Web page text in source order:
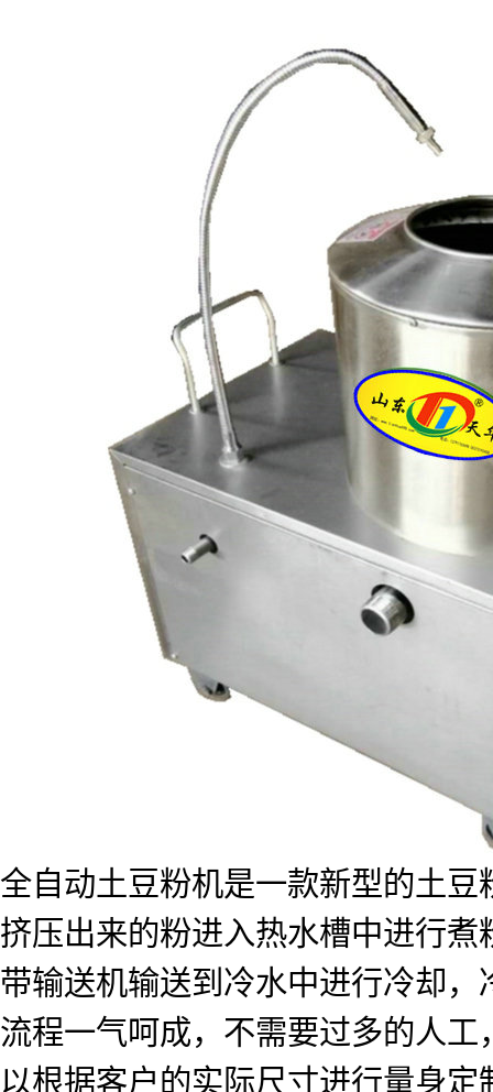
全自动土豆粉机是一款新型的土
挤压出来的粉进入热水槽中进行
带输送机输送到冷水中进行冷却
流程一气呵成，不需要过多的人工
以根据客户的实际尺寸进行量身